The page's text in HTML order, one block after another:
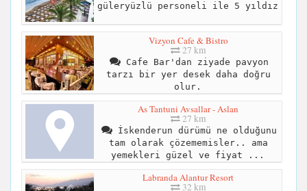
güleryüzlü personeli ile 5 yıldız
Vizyon Cafe & Bistro
27 km
Cafe Bar'dan ziyade pavyon
tarzı bir yer desek daha doğru
olur.
As Tantuni Avsallar - Aslan
27 km
İskenderun dürümü ne olduğunu
tam olarak çözememisler.. ama
yemekleri güzel ve fiyat ...
Labranda Alantur Resort
32 km